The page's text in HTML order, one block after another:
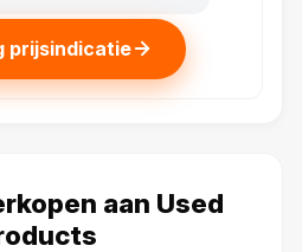
prijsindicatie
aan Used